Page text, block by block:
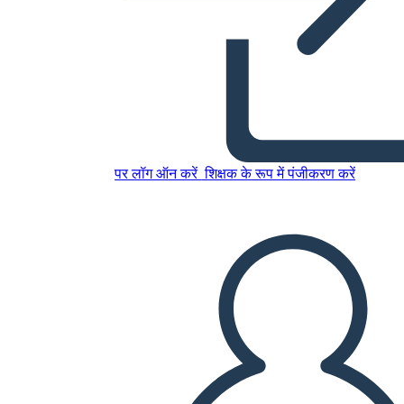
पर लॉग ऑन करें शिक्षक के रूप में पंजीकरण करें
תבנית הצעת מחיר אהובה
स्टोरीबोर्ड बनाएं